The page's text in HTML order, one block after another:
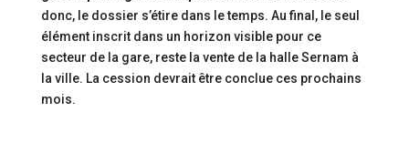
donc, le dossier s’étire dans le temps. Au final, le seul
élément inscrit dans un horizon visible pour ce
secteur de la gare, reste la vente de la halle Sernam à
la ville. La cession devrait être conclue ces prochains
mois.